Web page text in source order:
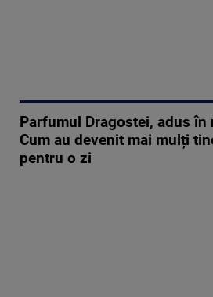
Parfumul Dragostei, adus
Cum au devenit mai mulți
pentru o zi